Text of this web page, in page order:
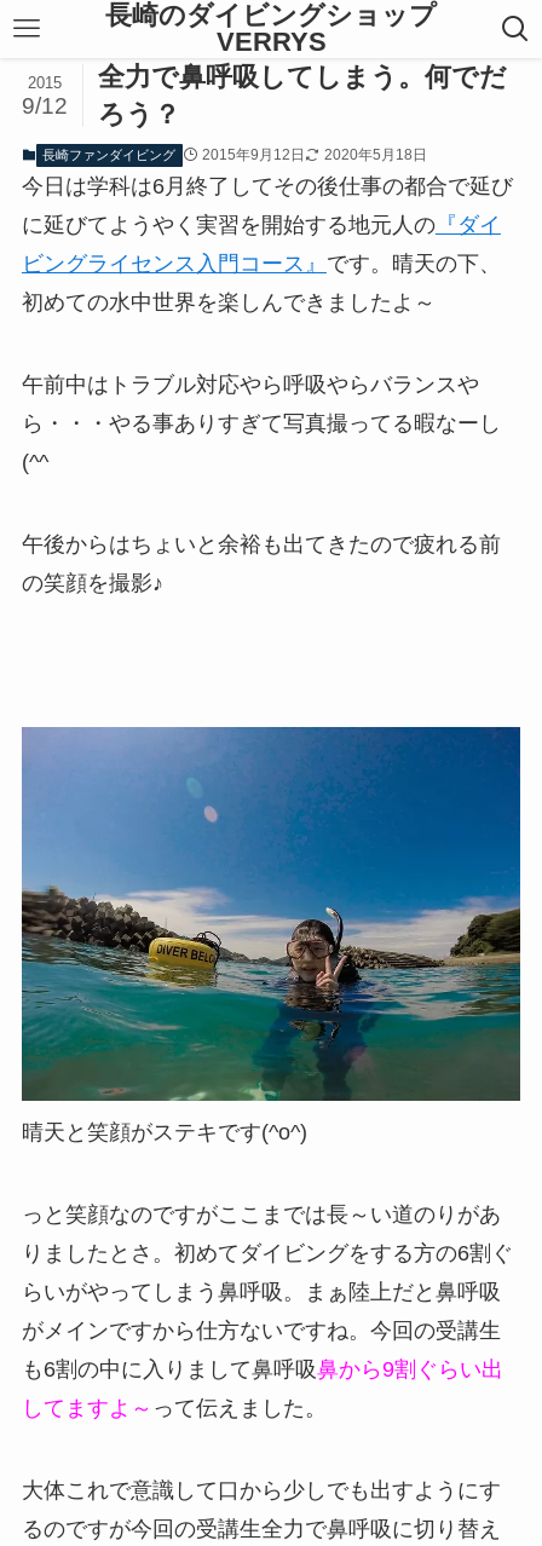
長崎のダイビングショップ
VERRYS
全力で鼻呼吸してしまう。何でだ
ろう？
2015
9/12
長崎ファンダイビング 2015年9月12日 2020年5月18日
今日は学科は6月終了してその後仕事の都合で延び
に延びてようやく実習を開始する地元人の『ダイ
ビングライセンス入門コース』 です。晴天の下、
初めての水中世界を楽しんできましたよ～
午前中はトラブル対応やら呼吸やらバランスや
ら・・・やる事ありすぎて写真撮ってる暇なーし
(^^ゞ
午後からはちょいと余裕も出てきたので疲れる前
の笑顔を撮影♪
晴天と笑顔がステキです(^o^)
っと笑顔なのですがここまでは長～い道のりがあ
りましたとさ。初めてダイビングをする方の6割ぐ
らいがやってしまう鼻呼吸。まぁ陸上だと鼻呼吸
がメインですから仕方ないですね。今回の受講生
も6割の中に入りまして鼻呼吸鼻から9割ぐらい出
してますよ～ って伝えました。
大体これで意識して口から少しでも出すようにす
るのですが今回の受講生全力で鼻呼吸に切り替え